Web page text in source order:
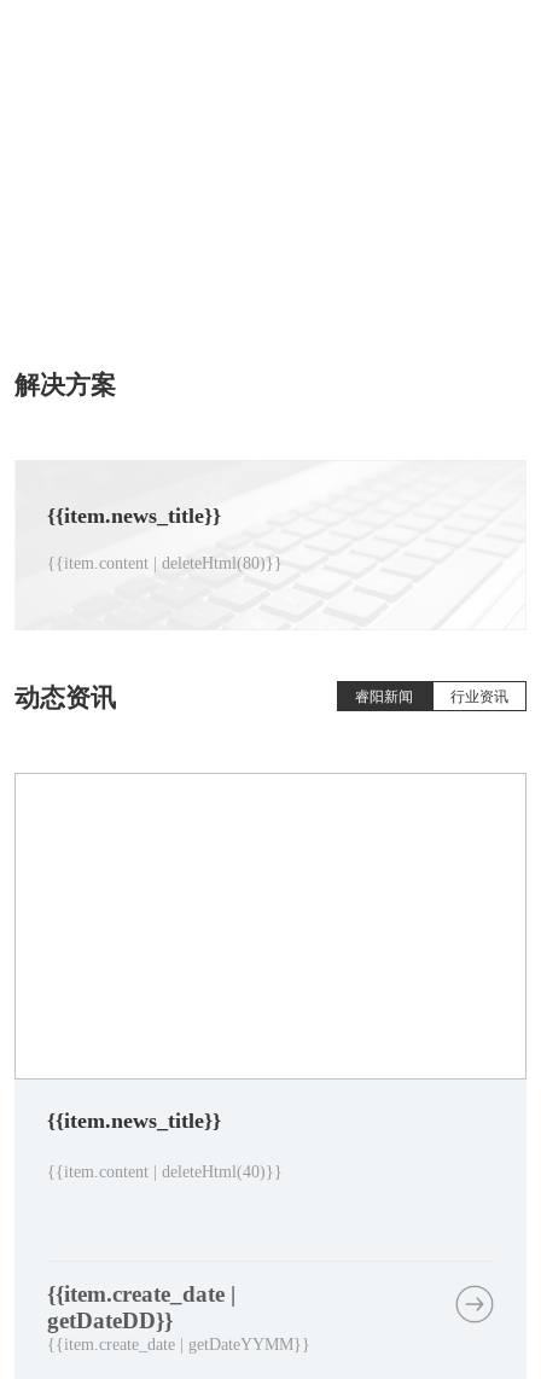
解决方案
{{item.news_title}}
{{item.content | deleteHtml(80)}}
动态资讯 睿阳新闻 行业资讯
{{item.news_title}}
{{item.content | deleteHtml(40)}}
{{item.create_date |
getDateDD}}
{{item.create_date | getDateYYMM}}